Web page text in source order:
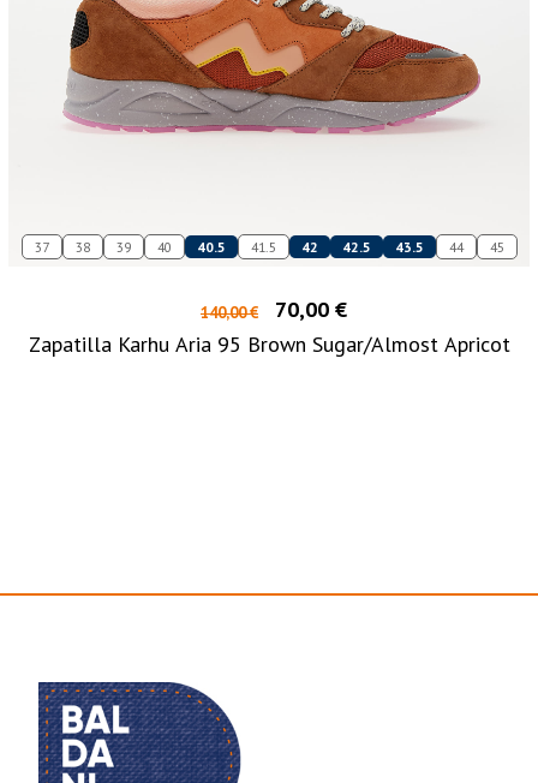
37 38 39 40 40.5 41.5 42 42.5 43.5 44 45
140,00 €
70,00 €
Zapatilla Karhu Aria 95 Brown Sugar/Almost Apricot